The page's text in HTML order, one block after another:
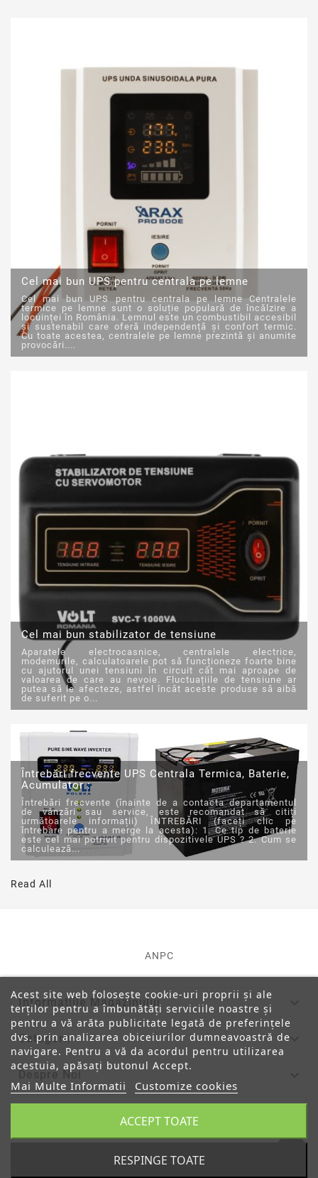
Cel mai bun UPS pentru centrala pe lemne
Cel mai bun UPS pentru centrala pe lemne Centralele
termice pe lemne sunt o soluție populară de încălzire a
locuinței în România. Lemnul este un combustibil accesibil
și sustenabil care oferă independență și confort termic.
Cu toate acestea, centralele pe lemne prezintă și anumite
provocări....
Cel mai bun stabilizator de tensiune
Aparatele electrocasnice, centralele electrice,
modemurile, calculatoarele pot să funcționeze foarte bine
cu ajutorul unei tensiuni în circuit cât mai aproape de
valoarea de care au nevoie. Fluctuațiile de tensiune ar
putea să le afecteze, astfel încât aceste produse să aibă
de suferit pe o...
Întrebări frecvente UPS Centrala Termica, Baterie,
Acumulator :
Întrebări frecvente (înainte de a contacta departamentul
de vânzări sau service, este recomandat să citiți
următoarele informații) ÎNTREBĂRI (faceți clic pe
întrebare pentru a merge la acesta): 1. Ce tip de baterie
este cel mai potrivit pentru dispozitivele UPS ? 2. Cum se
calculează...
Read All
ANPC
Informatiile Magazinului
Categorii 
Despre Noi
Acest site web folosește cookie-uri proprii și ale
terților pentru a îmbunătăți serviciile noastre și
pentru a vă arăta publicitate legată de preferințele
dvs. prin analizarea obiceiurilor dumneavoastră de
navigare. Pentru a vă da acordul pentru utilizarea
acestuia, apăsați butonul Accept.
Mai Multe Informatii Customize cookies
RESPINGE TOATE
ACCEPT TOATE
© 2019 - Ecommerce Software By PrestaShop™